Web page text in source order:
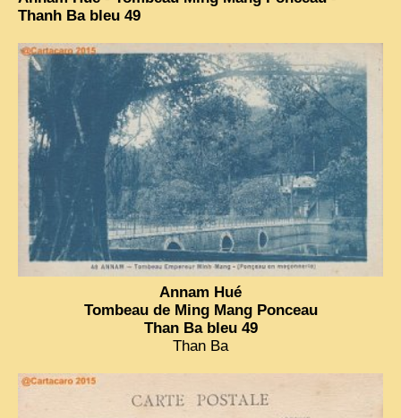
Thanh Ba bleu 49
Annam Hué
Tombeau de Ming Mang Ponceau
Than Ba bleu 49
Than Ba